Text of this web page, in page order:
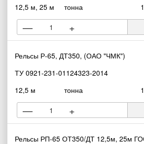
12,5 м, 25 м
тонна
— +
Рельсы Р-65, ДТ350, (ОАО "ЧМК")
ТУ 0921-231-01124323-2014
12,5 м
тонна
— +
Рельсы РП-65 ОТ350/ДТ 12,5м, 25м